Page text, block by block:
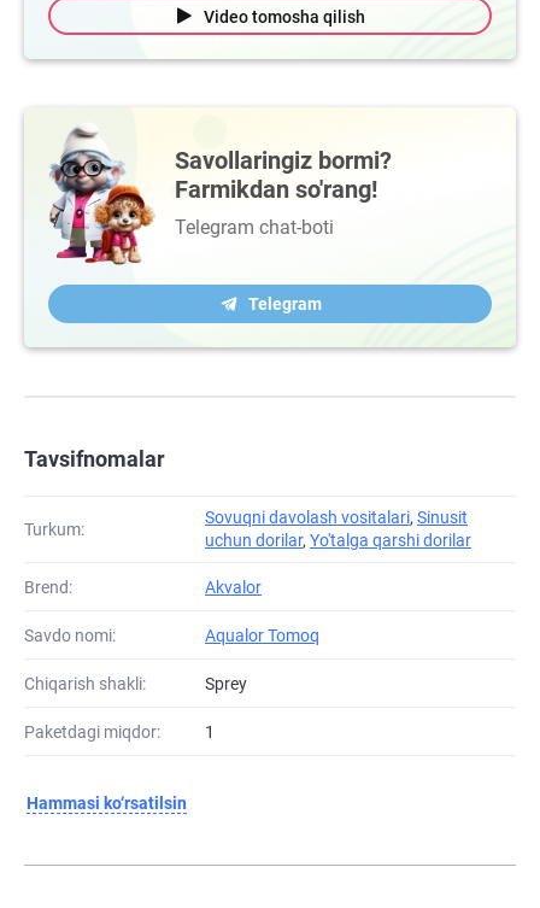
Video tomosha qilish
Savollaringiz bormi?
Farmikdan so'rang!
Telegram chat-boti
Telegram
Tavsifnomalar
Turkum:
Sovuqni davolash vositalari, Sinusit
uchun dorilar, Yo'talga qarshi dorilar
Brend: Akvalor
Savdo nomi: Aqualor Tomoq
Chiqarish shakli: Sprey
Paketdagi miqdor: 1
Hammasi ko‘rsatilsin